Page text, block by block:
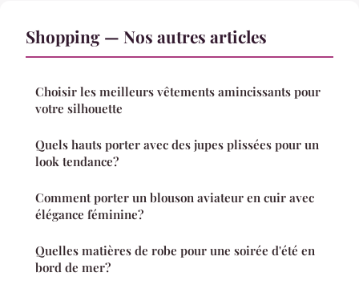
Shopping — Nos autres articles
Choisir les meilleurs vêtements amincissants pour
votre silhouette
Quels hauts porter avec des jupes plissées pour un
look tendance?
Comment porter un blouson aviateur en cuir avec
élégance féminine?
Quelles matières de robe pour une soirée d'été en
bord de mer?